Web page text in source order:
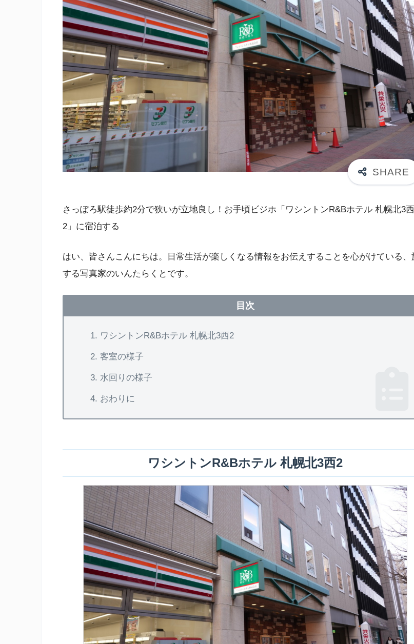
さっぽろ駅徒歩約2分で狭いが立地良し！お手頃ビジホ「ワシントンR&Bホテル 札幌北3西
2」に宿泊する
はい、皆さんこんにちは。日常生活が楽しくなる情報をお伝えすることを心がけている、
する写真家のいんたらくとです。
目次
ワシントンR&Bホテル 札幌北3西2
客室の様子
水回りの様子
おわりに
ワシントンR&Bホテル 札幌北3西2